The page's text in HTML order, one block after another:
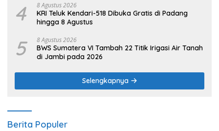
4 8 Agustus 2026
KRI Teluk Kendari-518 Dibuka Gratis di Padang
hingga 8 Agustus
5 8 Agustus 2026
BWS Sumatera VI Tambah 22 Titik Irigasi Air Tanah
di Jambi pada 2026
Selengkapnya
Berita Populer